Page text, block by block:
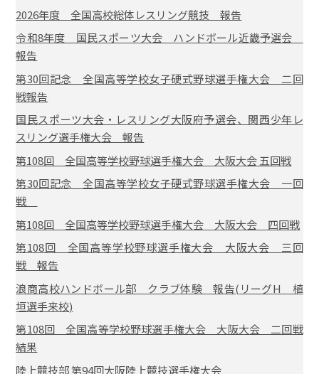
2026年度 全国高校総体レスリング競技 報告
令和8年度 国民スポーツ大会 ハンドボール近畿予選会
報告
第30回記念 全国高等学校女子硬式野球選手権大会 二回
戦報告
国民スポーツ大会・レスリング大阪府予選会、関西少年レ
スリング選手権大会 報告
第108回 全国高等学校野球選手権大会 大阪大会 五回戦
第30回記念 全国高等学校女子硬式野球選手権大会 一回
戦
第108回 全国高等学校野球選手権大会 大阪大会 四回戦
第108回 全国高等学校野球選手権大会 大阪大会 三回
戦 報告
浪商高校ハンドボール部 クラブ体験 報告(リーグH 植
垣選手来校)
第108回 全国高等学校野球選手権大会 大阪大会 二回戦
結果
陸上競技部 第94回大阪陸上競技選手権大会